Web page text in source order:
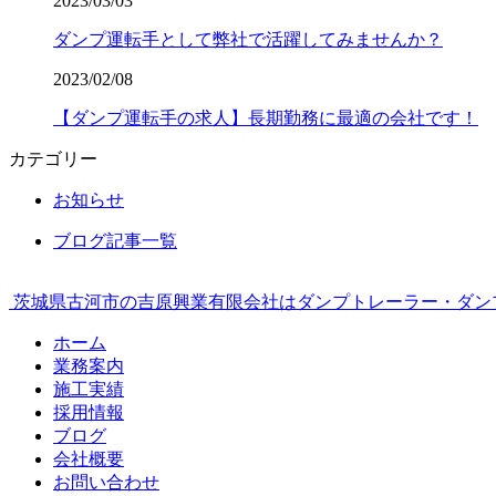
ダンプ運転手として弊社で活躍してみませんか？
2023/02/08
【ダンプ運転手の求人】長期勤務に最適の会社です！
カテゴリー
お知らせ
ブログ記事一覧
茨城県古河市の吉原興業有限会社はダンプトレーラー・ダ
ホーム
業務案内
施工実績
採用情報
ブログ
会社概要
お問い合わせ